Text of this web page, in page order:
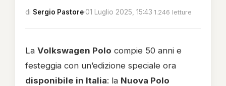
di Sergio Pastore·01 Luglio 2025, 15:43·1.246 letture
La Volkswagen Polo compie 50 anni e
festeggia con un’edizione speciale ora
disponibile in Italia: la Nuova Polo